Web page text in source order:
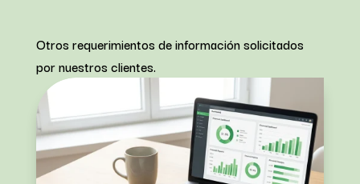
Otros requerimientos de información solicitados
por nuestros clientes.